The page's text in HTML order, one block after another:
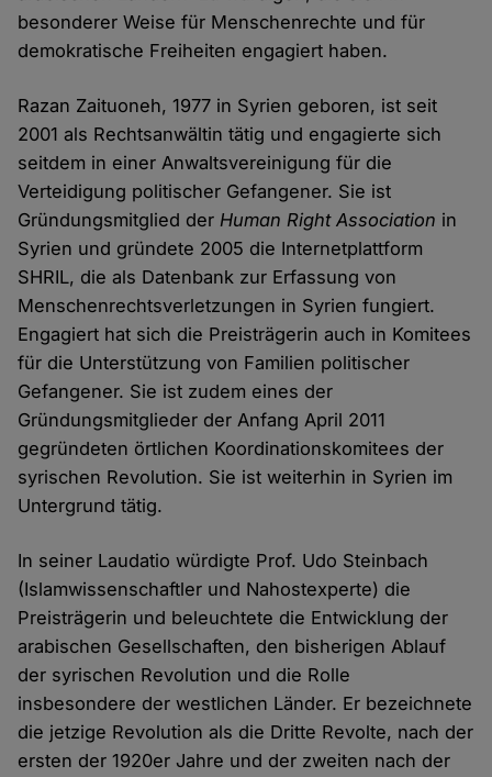
besonderer Weise für Menschenrechte und für
demokratische Freiheiten engagiert haben.
Razan Zaituoneh, 1977 in Syrien geboren, ist seit
2001 als Rechtsanwältin tätig und engagierte sich
seitdem in einer Anwaltsvereinigung für die
Verteidigung politischer Gefangener. Sie ist
Gründungsmitglied derHuman Right Association in
Syrien und gründete 2005 die Internetplattform
SHRIL, die als Datenbank zur Erfassung von
Menschenrechtsverletzungen in Syrien fungiert.
Engagiert hat sich die Preisträgerin auch in Komitees
für die Unterstützung von Familien politischer
Gefangener. Sie ist zudem eines der
Gründungsmitglieder der Anfang April 2011
gegründeten örtlichen Koordinationskomitees der
syrischen Revolution. Sie ist weiterhin in Syrien im
Untergrund tätig.
In seiner Laudatio würdigte Prof. Udo Steinbach
(Islamwissenschaftler und Nahostexperte) die
Preisträgerin und beleuchtete die Entwicklung der
arabischen Gesellschaften, den bisherigen Ablauf
der syrischen Revolution und die Rolle
insbesondere der westlichen Länder. Er bezeichnete
die jetzige Revolution als die Dritte Revolte, nach der
ersten der 1920er Jahre und der zweiten nach der